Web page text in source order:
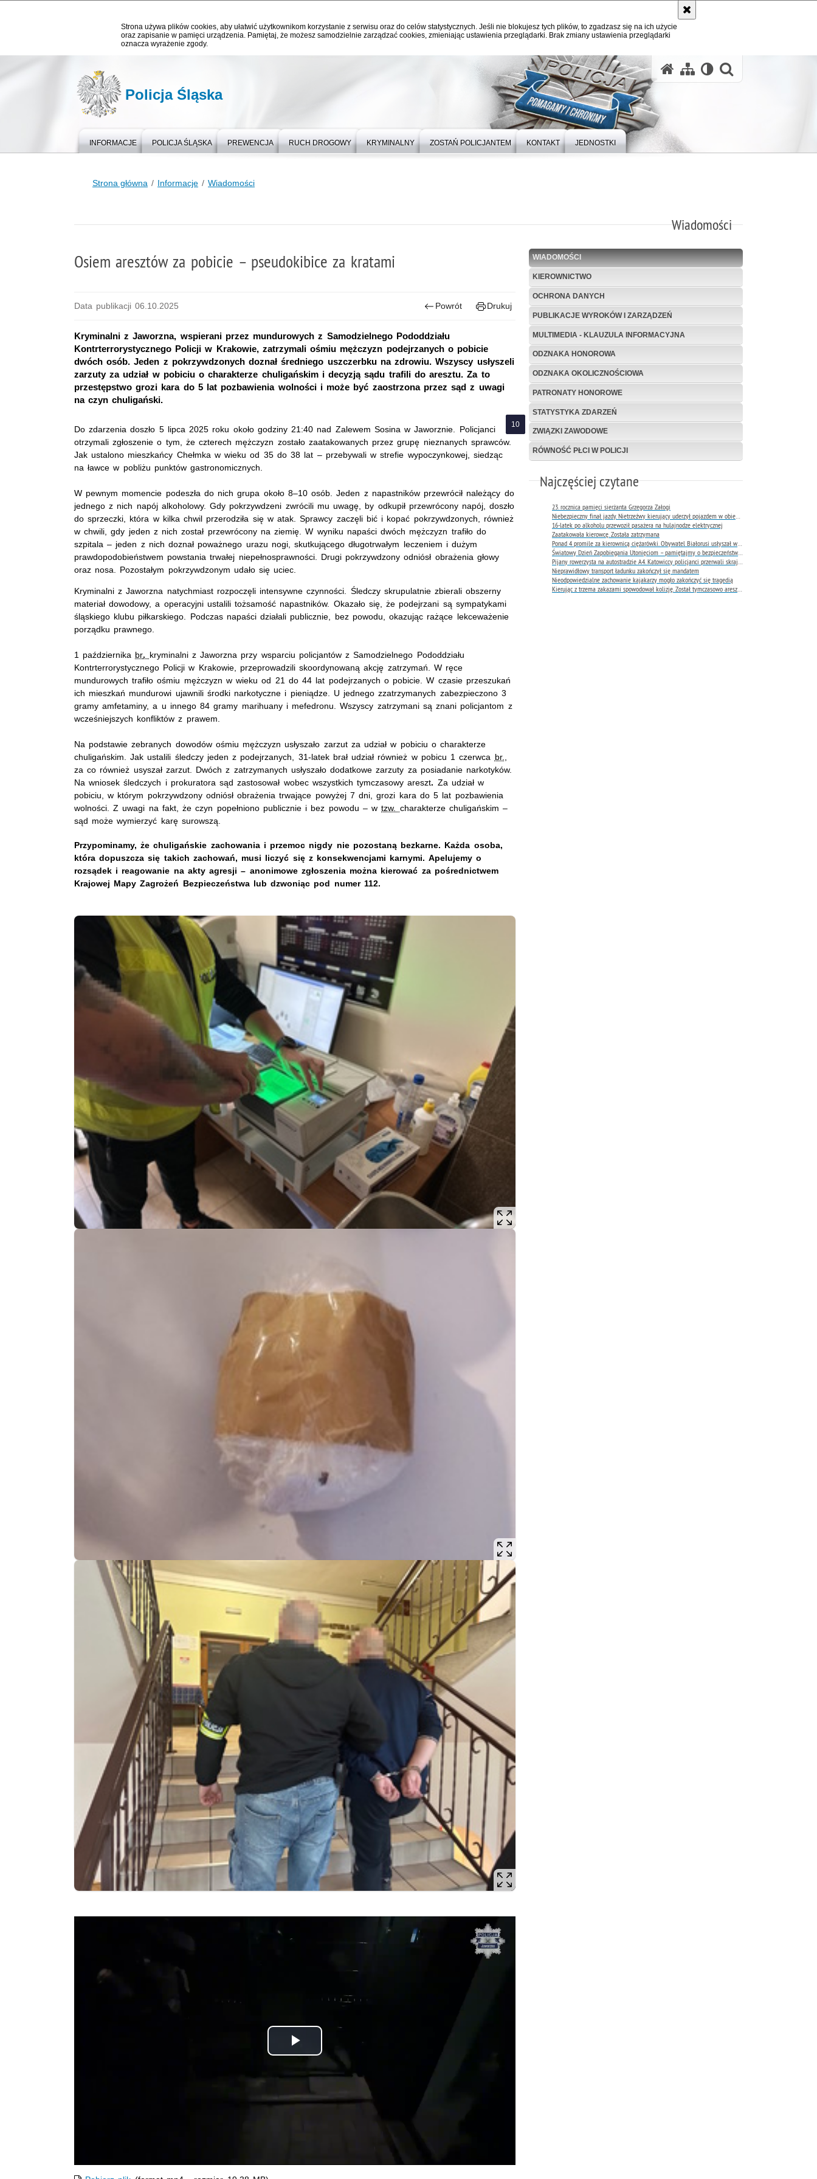
Strona używa plików cookies, aby ułatwić użytkownikom korzystanie z serwisu oraz do celów statystycznych. Jeśli nie blokujesz tych plików, to zgadzasz się na ich użycie
oraz zapisanie w pamięci urządzenia. Pamiętaj, że możesz samodzielnie zarządzać cookies, zmieniając ustawienia przeglądarki. Brak zmiany ustawienia przeglądarki
oznacza wyrażenie zgody.
Policja Śląska
INFORMACJE POLICJA ŚLĄSKA PREWENCJA RUCH DROGOWY KRYMINALNY ZOSTAŃ POLICJANTEM KONTAKT JEDNOSTKI
Strona główna Informacje Wiadomości
Wiadomości
WIADOMOŚCI
KIEROWNICTWO
OCHRONA DANYCH
PUBLIKACJE WYROKÓW I ZARZĄDZEŃ
MULTIMEDIA - KLAUZULA INFORMACYJNA
ODZNAKA HONOROWA
ODZNAKA OKOLICZNOŚCIOWA
PATRONATY HONOROWE
STATYSTYKA ZDARZEŃ
ZWIĄZKI ZAWODOWE
RÓWNOŚĆ PŁCI W POLICJI
Najczęściej czytane
23. rocznica pamięci sierżanta Grzegorza Załogi
16-latek po alkoholu przewoził pasażera na hulajnodze elektrycznej
Zaatakowała kierowcę. Została zatrzymana
Nieprawidłowy transport ładunku zakończył się mandatem
Nieodpowiedzialne zachowanie kajakarzy mogło zakończyć się tragedią
Osiem aresztów za pobicie – pseudokibice za kratami
Data publikacji 06.10.2025 Powrót Drukuj
Kryminalni z Jaworzna, wspierani przez mundurowych z Samodzielnego Pododdziału
Kontrterrorystycznego Policji w Krakowie, zatrzymali ośmiu mężczyzn podejrzanych o pobicie
dwóch osób. Jeden z pokrzywdzonych doznał średniego uszczerbku na zdrowiu. Wszyscy usłyszeli
zarzuty za udział w pobiciu o charakterze chuligańskim i decyzją sądu trafili do aresztu. Za to
przestępstwo grozi kara do 5 lat pozbawienia wolności i może być zaostrzona przez sąd z uwagi
na czyn chuligański.
Do zdarzenia doszło 5 lipca 2025 roku około godziny 21:40 nad Zalewem Sosina w Jaworznie. Policjanci
otrzymali zgłoszenie o tym, że czterech mężczyzn zostało zaatakowanych przez grupę nieznanych sprawców.
Jak ustalono mieszkańcy Chełmka w wieku od 35 do 38 lat – przebywali w strefie wypoczynkowej, siedząc
na ławce w pobliżu punktów gastronomicznych.
W pewnym momencie podeszła do nich grupa około 8–10 osób. Jeden z napastników przewrócił należący do
jednego z nich napój alkoholowy. Gdy pokrzywdzeni zwrócili mu uwagę, by odkupił przewrócony napój, doszło
do sprzeczki, która w kilka chwil przerodziła się w atak. Sprawcy zaczęli bić i kopać pokrzywdzonych, również
w chwili, gdy jeden z nich został przewrócony na ziemię. W wyniku napaści dwóch mężczyzn trafiło do
szpitala – jeden z nich doznał poważnego urazu nogi, skutkującego długotrwałym leczeniem i dużym
prawdopodobieństwem powstania trwałej niepełnosprawności. Drugi pokrzywdzony odniósł obrażenia głowy
oraz nosa. Pozostałym pokrzywdzonym udało się uciec.
Kryminalni z Jaworzna natychmiast rozpoczęli intensywne czynności. Śledczy skrupulatnie zbierali obszerny
materiał dowodowy, a operacyjni ustalili tożsamość napastników. Okazało się, że podejrzani są sympatykami
śląskiego klubu piłkarskiego. Podczas napaści działali publicznie, bez powodu, okazując rażące lekceważenie
porządku prawnego.
1 października br. kryminalni z Jaworzna przy wsparciu policjantów z Samodzielnego Pododdziału
Kontrterrorystycznego Policji w Krakowie, przeprowadzili skoordynowaną akcję zatrzymań. W ręce
mundurowych trafiło ośmiu mężczyzn w wieku od 21 do 44 lat podejrzanych o pobicie. W czasie przeszukań
ich mieszkań mundurowi ujawnili środki narkotyczne i pieniądze. U jednego zzatrzymanych zabezpieczono 3
gramy amfetaminy, a u innego 84 gramy marihuany i mefedronu. Wszyscy zatrzymani są znani policjantom z
wcześniejszych konfliktów z prawem.
Na podstawie zebranych dowodów ośmiu mężczyzn usłyszało zarzut za udział w pobiciu o charakterze
chuligańskim. Jak ustalili śledczy jeden z podejrzanych, 31-latek brał udział również w pobicu 1 czerwca br.,
za co również usyszał zarzut. Dwóch z zatrzymanych usłyszało dodatkowe zarzuty za posiadanie narkotyków.
Na wniosek śledczych i prokuratora sąd zastosował wobec wszystkich tymczasowy areszt. Za udział w
pobiciu, w którym pokrzywdzony odniósł obrażenia trwające powyżej 7 dni, grozi kara do 5 lat pozbawienia
wolności. Z uwagi na fakt, że czyn popełniono publicznie i bez powodu – wtzw. charakterze chuligańskim –
sąd może wymierzyć karę surowszą.
Przypominamy, że chuligańskie zachowania i przemoc nigdy nie pozostaną bezkarne. Każda osoba,
która dopuszcza się takich zachowań, musi liczyć się z konsekwencjami karnymi. Apelujemy o
rozsądek i reagowanie na akty agresji – anonimowe zgłoszenia można kierować za pośrednictwem
Krajowej Mapy Zagrożeń Bezpieczeństwa lub dzwoniąc pod numer 112.
Odtwórz
wideo